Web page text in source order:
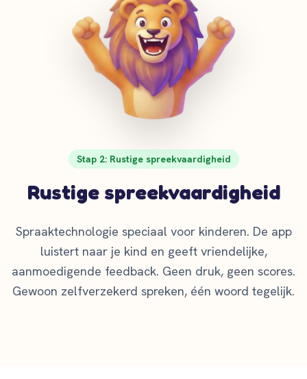
Stap 2: Rustige spreekvaardigheid
Rustige spreekvaardigheid
Spraaktechnologie speciaal voor kinderen. De app
luistert naar je kind en geeft vriendelijke,
aanmoedigende feedback. Geen druk, geen scores.
Gewoon zelfverzekerd spreken, één woord tegelijk.